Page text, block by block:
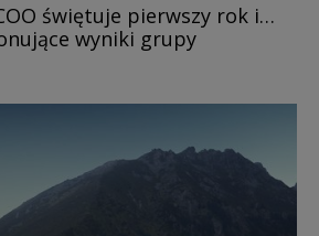
świętuje pierwszy rok i…
wyniki grupy